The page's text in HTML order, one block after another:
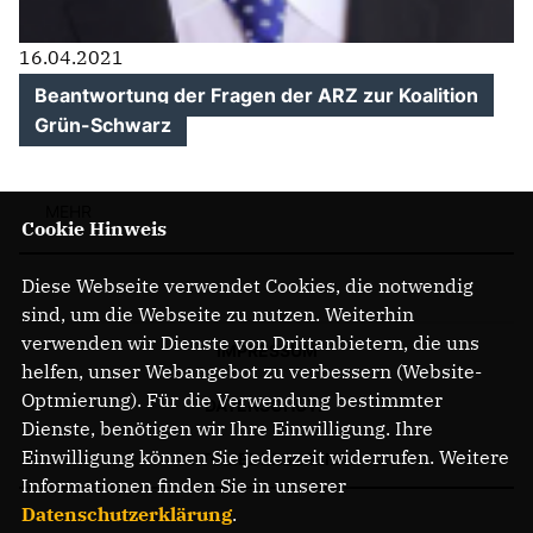
16.04.2021
Beantwortung der Fragen der ARZ zur Koalition
Grün-Schwarz
IMPRESSUM
DATENSCHUTZ
MITGLIEDERBEREICH
Cookie Hinweis
Diese Webseite verwendet Cookies, die notwendig
sind, um die Webseite zu nutzen. Weiterhin
verwenden wir Dienste von Drittanbietern, die uns
helfen, unser Webangebot zu verbessern (Website-
Optmierung). Für die Verwendung bestimmter
Dienste, benötigen wir Ihre Einwilligung. Ihre
Einwilligung können Sie jederzeit widerrufen. Weitere
Informationen finden Sie in unserer
Datenschutzerklärung.